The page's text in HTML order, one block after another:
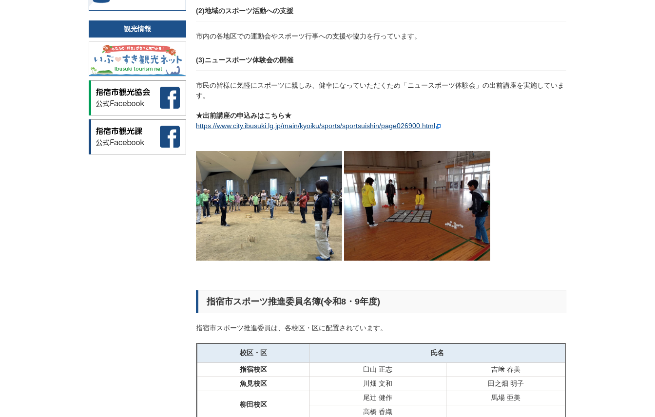
観光情報
(2)地域のスポーツ活動への支援
市内の各地区での運動会やスポーツ行事への支援や協力を行っています。
(3)ニュースポーツ体験会の開催
市民の皆様に気軽にスポーツに親しみ、健幸になっていただくため「ニュースポーツ体験会」の出前講座を実施していま
す。
★出前講座の申込みはこちら★
https://www.city.ibusuki.lg.jp/main/kyoiku/sports/sportsuishin/page026900.html
指宿市スポーツ推進委員名簿(令和8・9年度)
指宿市スポーツ推進委員は、各校区・区に配置されています。
校区・区 氏名
指宿校区 臼山 正志
吉﨑 春美
魚見校区
川畑 文和 田之畑 明子
柳田校区
尾辻 健作
馬場 亜美
高橋 香織